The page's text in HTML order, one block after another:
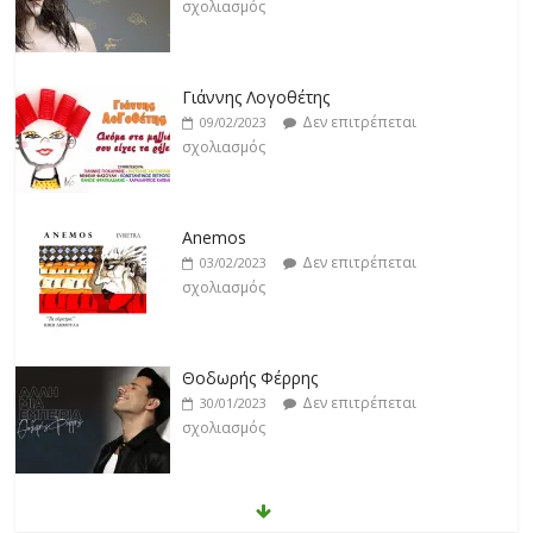
σχολιασμός
Γιάννης Λογοθέτης
09/02/2023
Δεν επιτρέπεται
σχολιασμός
Anemos
03/02/2023
Δεν επιτρέπεται
σχολιασμός
Θοδωρής Φέρρης
30/01/2023
Δεν επιτρέπεται
σχολιασμός
Νίκος Ζιώγαλας